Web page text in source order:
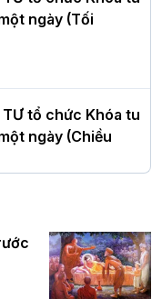
suy
tỉnh
–
ngày (Tối
tổ chức Khóa tu
ngày (Chiều
TƯ tổ chức Khóa tu
ngày (Sáng